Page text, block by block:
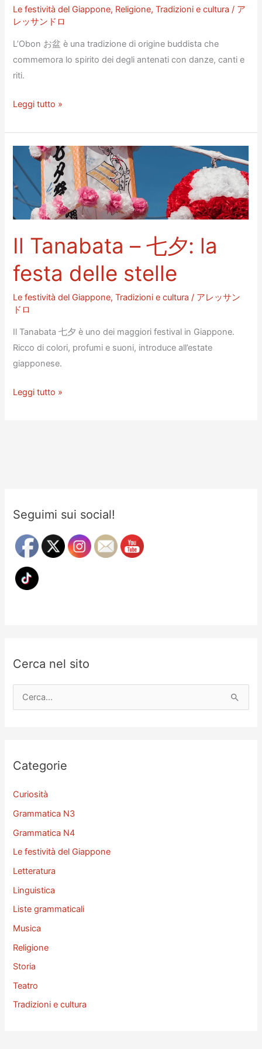
Le festività del Giappone, Religione,Tradizioni e cultura / ア
レッサンドロ
L’Obon お盆 è una tradizione di origine buddista che
commemora lo spirito dei degli antenati con danze, canti e
riti.
L’Obon:
commemorazione
degli
antenati
Leggi tutto »
Il Tanabata – 七夕: la
festa delle stelle
Le festività del Giappone,Tradizioni e cultura / アレッサン
ドロ
Il Tanabata 七夕 è uno dei maggiori festival in Giappone.
Ricco di colori, profumi e suoni, introduce all’estate
giapponese.
Il
stelle
Leggi tutto »
Seguimi sui social!
Cerca nel sito
e
a
Categorie
Curiosità
Grammatica N3
Grammatica N4
Le festività del Giappone
Letteratura
Linguistica
Liste grammaticali
Musica
Religione
Storia
Teatro
Tradizioni e cultura